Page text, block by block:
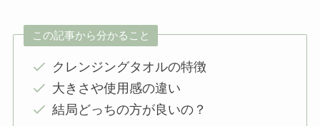
この記事から分かること
クレンジングタオルの特徴
大きさや使用感の違い
結局どっちの方が良いの？